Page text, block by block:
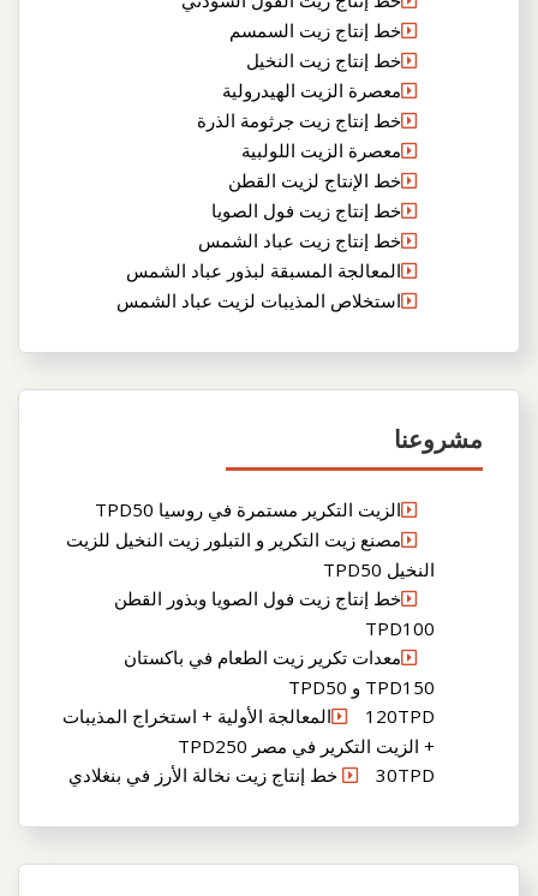
خط إنتاج زيت السمسم
خط إنتاج زيت النخيل
معصرة الزيت الهيدرولية
خط إنتاج زيت جرثومة الذرة
معصرة الزيت اللولبية
خط الإنتاج لزيت القطن
خط إنتاج زيت فول الصويا
خط إنتاج زيت عباد الشمس
المعالجة المسبقة لبذور عباد الشمس
استخلاص المذيبات لزيت عباد الشمس
مشروعنا
الزيت التكرير مستمرة في روسيا TPD50
مصنع زيت التكرير و التبلور زيت النخيل للزيت
النخيل TPD50
خط إنتاج زيت فول الصويا وبذور القطن
TPD100
معدات تكرير زيت الطعام في باكستان
TPD150 و TPD50
120TPDالمعالجة الأولية + استخراج المذيبات
+ الزيت التكرير في مصر TPD250
30TPD خط إنتاج زيت نخالة الأرز في بنغلادي